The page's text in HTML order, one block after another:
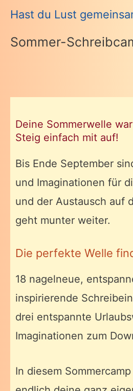
Hast du Lust
Sommer-
Deine Sommerwelle
Steig einfach mit auf!
Bis Ende September
und Imaginationen für
und der Austausch auf
geht munter weiter.
Die perfekte Welle
18 nagelneue,
inspirierende
drei entspannte
Imaginationen zum
In diesem